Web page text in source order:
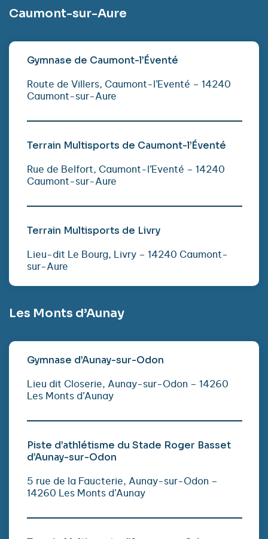
Caumont-sur-Aure
Gymnase de Caumont-l’Éventé
Route de Villers, Caumont-l’Eventé – 14240
Caumont-sur-Aure
Terrain Multisports de Caumont-l’Éventé
Rue de Belfort, Caumont-l’Eventé – 14240
Caumont-sur-Aure
Terrain Multisports de Livry
Lieu-dit Le Bourg, Livry – 14240 Caumont-
sur-Aure
Les Monts d’Aunay
Gymnase d’Aunay-sur-Odon
Lieu dit Closerie, Aunay-sur-Odon – 14260
Les Monts d’Aunay
Piste d’athlétisme du Stade Roger Basset
d’Aunay-sur-Odon
5 rue de la Faucterie, Aunay-sur-Odon –
14260 Les Monts d’Aunay